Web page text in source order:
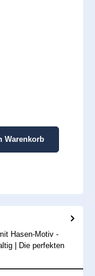
benutze die Schaltflächen
Warenkorb
Hasen-Motiv -
| Die perfekten